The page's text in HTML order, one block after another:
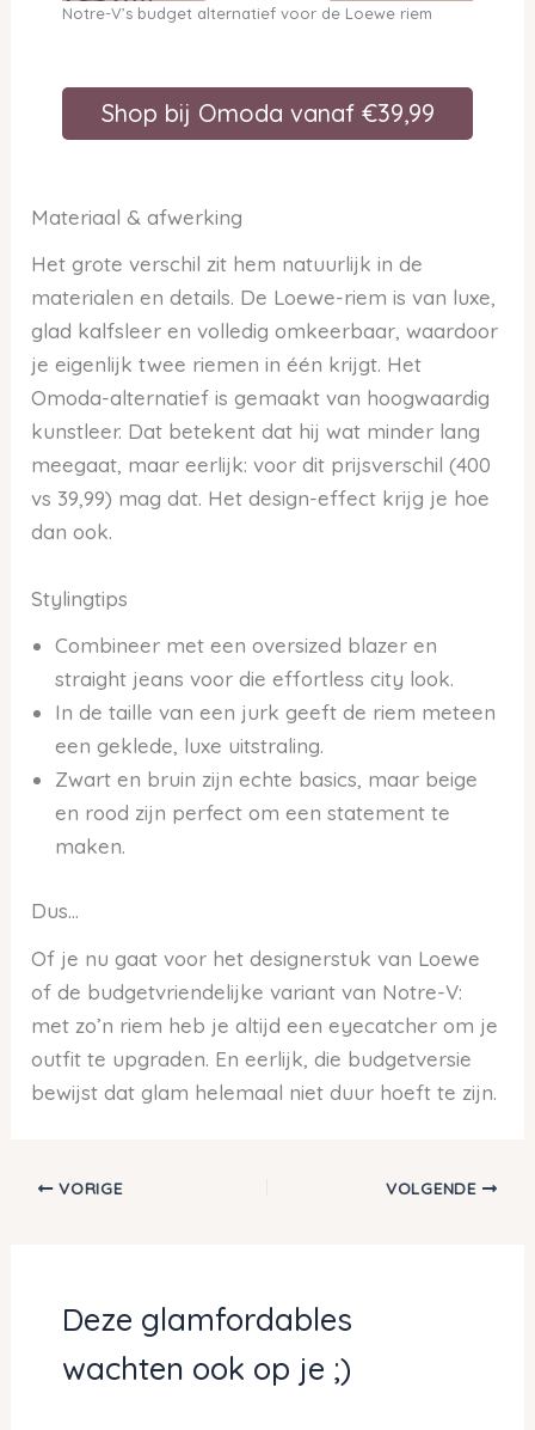
Notre-V’s budget alternatief voor de Loewe riem
Shop bij Omoda vanaf €39,99
Materiaal & afwerking
Het grote verschil zit hem natuurlijk in de
materialen en details. De Loewe-riem is van luxe,
glad kalfsleer en volledig omkeerbaar, waardoor
je eigenlijk twee riemen in één krijgt. Het
Omoda-alternatief is gemaakt van hoogwaardig
kunstleer. Dat betekent dat hij wat minder lang
meegaat, maar eerlijk: voor dit prijsverschil (400
vs 39,99) mag dat. Het design-effect krijg je hoe
dan ook.
Stylingtips
Combineer met een oversized blazer en
straight jeans voor die effortless city look.
In de taille van een jurk geeft de riem meteen
een geklede, luxe uitstraling.
Zwart en bruin zijn echte basics, maar beige
en rood zijn perfect om een statement te
maken.
Dus…
Of je nu gaat voor het designerstuk van Loewe
of de budgetvriendelijke variant van Notre-V:
met zo’n riem heb je altijd een eyecatcher om je
outfit te upgraden. En eerlijk, die budgetversie
bewijst dat glam helemaal niet duur hoeft te zijn.
VORIGE VOLGENDE
Deze glamfordables
wachten ook op je ;)